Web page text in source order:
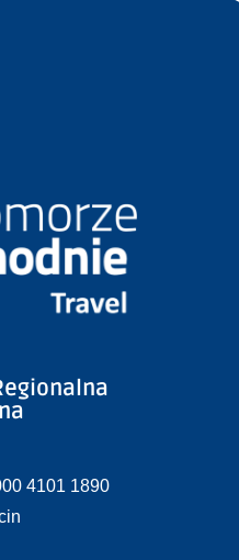
4101 1890